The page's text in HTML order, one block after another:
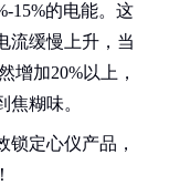
15%的电能。这
流缓慢上升，当
增加20%以上，
糊味。
锁定心仪产品，